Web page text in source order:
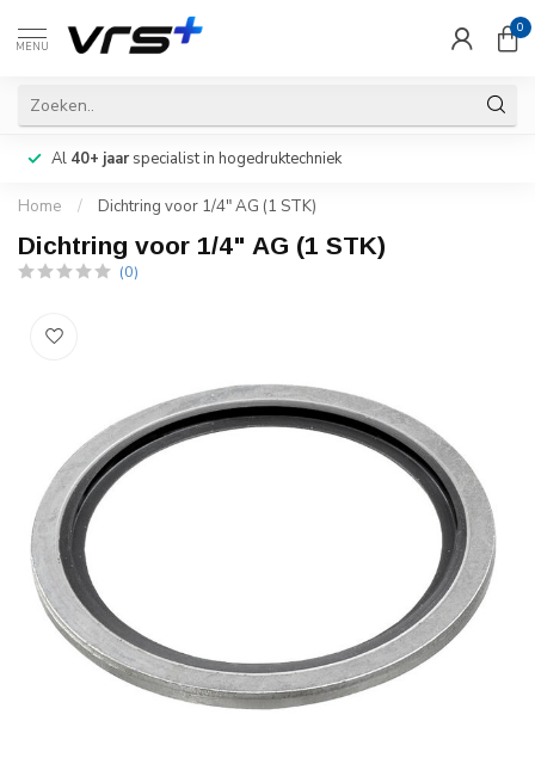
MENU
0
Al 40+ jaarspecialist in hogedruktechniek
Home / Dichtring voor 1/4" AG (1 STK)
Dichtring voor 1/4" AG (1 STK)
(0)